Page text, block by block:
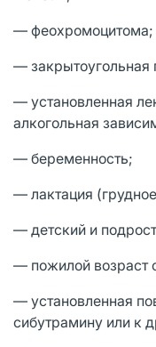
— феохромоцитома;
— закрытоугольная
— установленная
алкогольная
— беременность;
— лактация
— детский и
— пожилой возраст
— установленная
сибутрамину или к